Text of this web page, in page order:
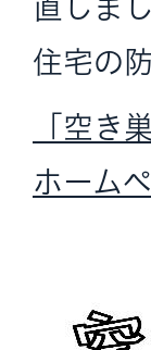
直しま
住宅の
「空き
ホーム